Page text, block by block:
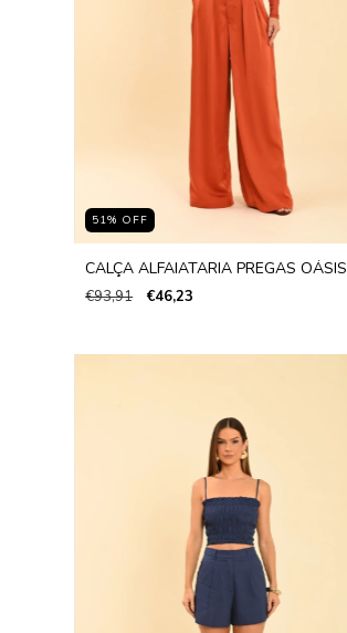
51% OFF
CALÇA ALFAIATARIA PREGAS OÁSIS
€93,91 €46,23